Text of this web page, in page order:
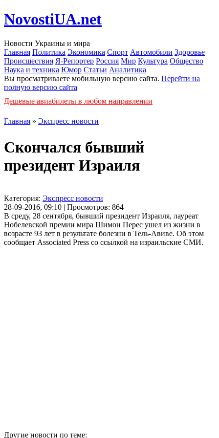
NovostiUA.net
Новости Украины и мира
Главная Политика Экономика Спорт Автомобили Здоровье
Происшествия Я-Репортер Россия Мир Культура Общество
Наука и техника Юмор Статьи Аналитика
Вы просматриваете мобильную версию сайта. Перейти на
полную версию сайта
Дешевые авиабилеты в любом направлении
Главная » Экспресс новости
Скончался бывший
президент Израиля
Категория: Экспресс новости
28-09-2016, 09:10 | Просмотров: 864
В среду, 28 сентября, бывший президент Израиля, лауреат
Нобелевской премии мира Шимон Перес ушел из жизни в
возрасте 93 лет в результате болезни в Тель-Авиве. Об этом
сообщает Associated Press со ссылкой на израильские СМИ.
Другие новости по теме: